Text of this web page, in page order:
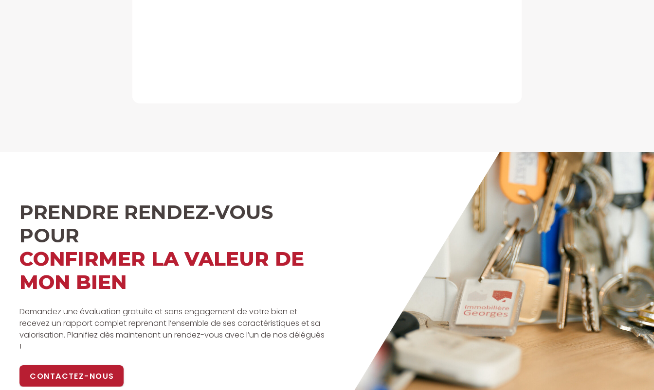
PRENDRE RENDEZ-VOUS
POUR
CONFIRMER LA VALEUR DE
MON BIEN
Demandez une évaluation gratuite et sans engagement de votre bien et
recevez un rapport complet reprenant l’ensemble de ses caractéristiques et sa
valorisation. Planifiez dès maintenant un rendez-vous avec l’un de nos délégués
!
CONTACTEZ-NOUS